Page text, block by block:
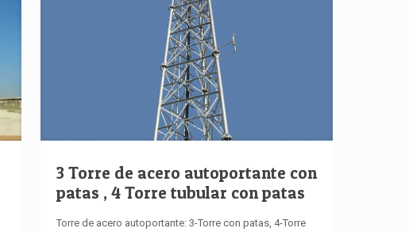
3 Torre de acero autoportante con
patas , 4 Torre tubular con patas
Torre de acero autoportante: 3-Torre con patas, 4-Torre